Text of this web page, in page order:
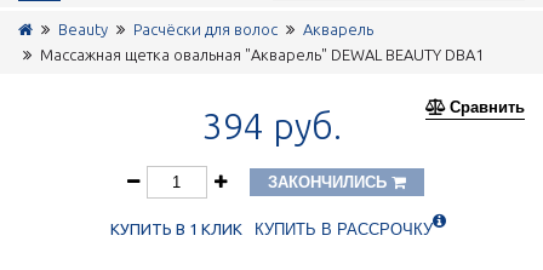
Beauty Расчёски для волос
Акварель
Массажная щетка овальная "Акварель" DEWAL BEAUTY DBA1
Сравнить
394 руб.
ЗАКОНЧИЛИСЬ
КУПИТЬ В 1 КЛИК КУПИТЬ В РАССРОЧКУ